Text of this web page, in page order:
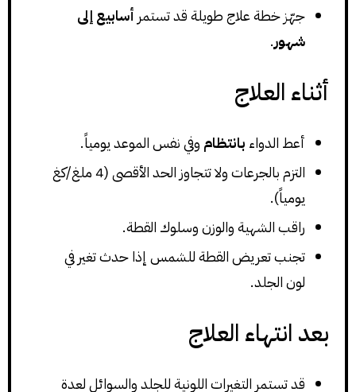
جهّز خطة علاج طويلة قد تستمر أسابيع إلى
شهور.
أثناء العلاج
أعط الدواء بانتظام وفي نفس الموعد يومياً.
التزم بالجرعات ولا تتجاوز الحد الأقصى (4 ملغ/كغ
يومياً).
راقب الشهية والوزن وسلوك القطة.
تجنب تعريض القطة للشمس إذا حدث تغير في
لون الجلد.
بعد انتهاء العلاج
قد تستمر التغيرات اللونية للجلد والسوائل لعدة